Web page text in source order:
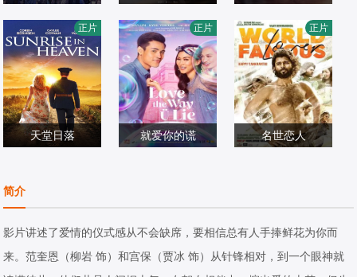
客,敖子逸,赵佳丽,
周澄奥,陈昊宇,黄
子琪,吴汉坤,孙嘉
灵,泰乐
爱情片
2026/中国大陆
锋,王川,许童心,丁
楠,漆昱辰,辛云来,
陈莹,陆诗雨,朱宏
嘉,李宜娟,陶慧敏
爱情片
2022/中国大陆
比雅·阿隆佐,罗纳
尔多·巴尔德斯
爱情片
2012/菲律宾
天堂日落
斯,伯恩斯,柯宾·伯
恩森,邦尼·布罗斯,
迪·沃伦斯,艾琳·贝
西亚,Jenn,Gotzo
爱情片
2020/美国
正片
就爱你的谎
a
2020/菲律宾
正片
名世恋人
娅·拉杰什,Catheri
ne,Tresa,伊扎贝
尔·蕾特
2020/印度
正片
简介
影片讲述了爱情的仪式感从不会缺席，要相信总有人手捧鲜花为你而
来。范奎恩（柳岩 饰）和宫保（贾冰 饰）从针锋相对，到一个眼神就